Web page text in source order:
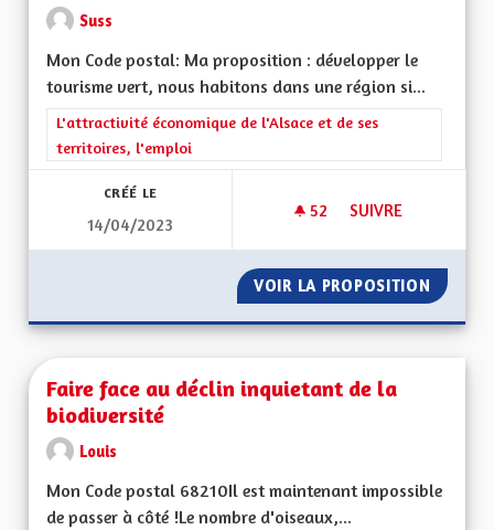
Suss
Mon Code postal: Ma proposition : développer le
tourisme vert, nous habitons dans une région si...
Filtrer les résultats de la catégorie : L'attractivité
L'attractivité économique de l'Alsace et de ses
territoires, l'emploi
CRÉÉ LE
14/04/2023
52 52 ABONNÉS
SUIVRE
VOIR LA PROPOSITION
Faire face au déclin inquietant de la
biodiversité
Louis
Mon Code postal 68210Il est maintenant impossible
de passer à côté !Le nombre d'oiseaux,...